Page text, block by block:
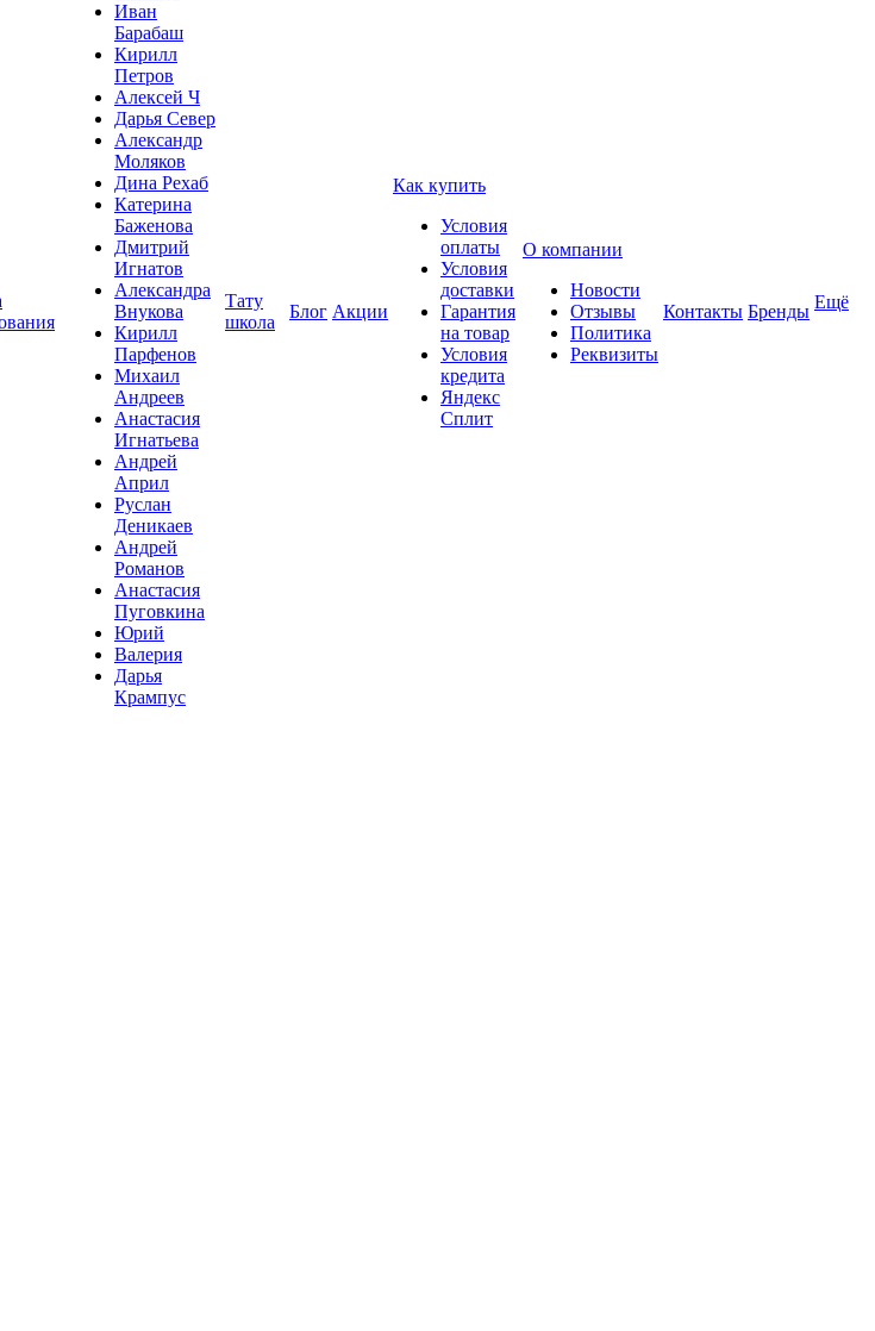
Иван
Барабаш
Кирилл
Петров
Алексей Ч
Дарья Север
Александр
Моляков
Дина Рехаб
Катерина
Баженова
Дмитрий
Игнатов
Александра
Внукова
Кирилл
Парфенов
Михаил
Андреев
Анастасия
Игнатьева
Андрей
Април
Руслан
Деникаев
Андрей
Романов
Анастасия
Пуговкина
Юрий
Валерия
Дарья
Крампус
Тату
школа
Блог Акции
Как купить
Условия
оплаты
Условия
доставки
Гарантия
на товар
Условия
кредита
Яндекс
Сплит
О компании
Новости
Отзывы
Политика
Реквизиты
Контакты Бренды Ещё